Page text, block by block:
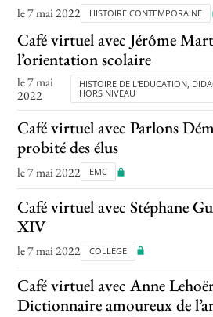
le 7 mai 2022 HISTOIRE CONTEMPORAINE
Café virtuel avec Jérôme
l’orientation scolaire
le 7 mai
2022
HISTOIRE DE L'EDUCATION,
HORS NIVEAU
Café virtuel avec Parlons
probité des élus
le 7 mai 2022 EMC
Café virtuel avec Stéphane
XIV
le 7 mai 2022 COLLÈGE
Café virtuel avec Anne
Dictionnaire amoureux de